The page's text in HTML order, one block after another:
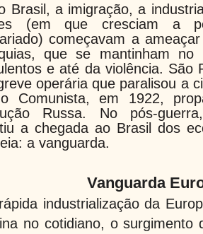
Brasil, a imigração, a
(em que cresciam a
começavam a
que se mantinham
e até da violência. São
operária que paralisou a
Comunista, em 1922,
Russa. No pós-
a chegada ao Brasil dos
a vanguarda.
Vanguarda
industrialização da
no cotidiano, o surgimento